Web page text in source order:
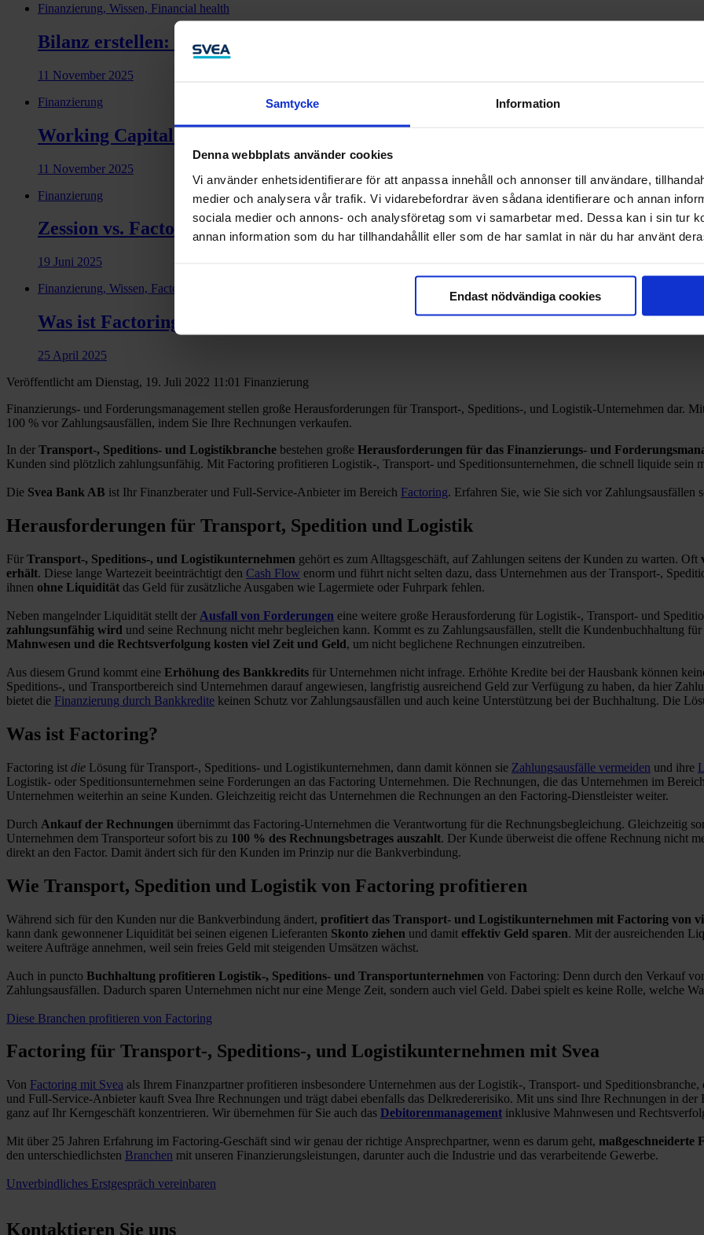
Samtycke Information
Denna webbplats använder cookies
Vi använder enhetsidentifierare för att anpassa innehåll och annonser till användare,
medier och analysera vår trafik. Vi vidarebefordrar även sådana identifierare och annan
sociala medier och annons- och analysföretag som vi samarbetar med. Dessa kan i sin tur
annan information som du har tillhandahållit eller som de har samlat in när du har använt
Endast nödvändiga cookies
Finanzierung, Wissen, Financial health
Bilanz erstellen: Wie geht das?
11 November 2025
Finanzierung
Working Capital Optimierung mit Factoring
11 November 2025
Finanzierung
Zession vs. Factoring: Was sind die Unterschiede?
19 Juni 2025
Finanzierung, Wissen, Factoring
Was ist Factoring? Definition und Vorteile für Unternehmen
25 April 2025
Veröffentlicht am Dienstag, 19. Juli 2022 11:01 Finanzierung
Finanzierungs- und Forderungsmanagement stellen große Herausforderungen für Transport-, Speditions-, und Logistik-Unternehmen dar.
100 % vor Zahlungsausfällen, indem Sie Ihre Rechnungen verkaufen.
In der Transport-, Speditions- und Logistikbranche bestehen große Herausforderungen für das Finanzierungs- und
Kunden sind plötzlich zahlungsunfähig. Mit Factoring profitieren Logistik-, Transport- und Speditionsunternehmen, die schnell liquide sein
Die Svea Bank AB ist Ihr Finanzberater und Full-Service-Anbieter im Bereich Factoring. Erfahren Sie, wie Sie sich vor Zahlungsausfällen
Herausforderungen für Transport, Spedition und Logistik
Für Transport-, Speditions-, und Logistikunternehmen gehört es zum Alltagsgeschäft, auf Zahlungen seitens der Kunden zu warten. Oft
erhält. Diese lange Wartezeit beeinträchtigt den Cash Flow enorm und führt nicht selten dazu, dass Unternehmen aus der Transport-,
ihnen ohne Liquidität das Geld für zusätzliche Ausgaben wie Lagermiete oder Fuhrpark fehlen.
Neben mangelnder Liquidität stellt der Ausfall von Forderungen eine weitere große Herausforderung für Logistik-, Transport- und
zahlungsunfähig wird und seine Rechnung nicht mehr begleichen kann. Kommt es zu Zahlungsausfällen, stellt die Kundenbuchhaltung
Mahnwesen und die Rechtsverfolgung kosten viel Zeit und Geld, um nicht beglichene Rechnungen einzutreiben.
Aus diesem Grund kommt eine Erhöhung des Bankkredits für Unternehmen nicht infrage. Erhöhte Kredite bei der Hausbank können
Speditions-, und Transportbereich sind Unternehmen darauf angewiesen, langfristig ausreichend Geld zur Verfügung zu haben, da hier
bietet die Finanzierung durch Bankkredite keinen Schutz vor Zahlungsausfällen und auch keine Unterstützung bei der Buchhaltung. Die
Was ist Factoring?
Factoring ist die Lösung für Transport-, Speditions- und Logistikunternehmen, dann damit können sie Zahlungsausfälle vermeiden und ihre
Logistik- oder Speditionsunternehmen seine Forderungen an das Factoring Unternehmen. Die Rechnungen, die das Unternehmen im
Unternehmen weiterhin an seine Kunden. Gleichzeitig reicht das Unternehmen die Rechnungen an den Factoring-Dienstleister weiter.
Durch Ankauf der Rechnungen übernimmt das Factoring-Unternehmen die Verantwortung für die Rechnungsbegleichung. Gleichzeitig
Unternehmen dem Transporteur sofort bis zu 100 % des Rechnungsbetrages auszahlt. Der Kunde überweist die offene Rechnung nicht
direkt an den Factor. Damit ändert sich für den Kunden im Prinzip nur die Bankverbindung.
Wie Transport, Spedition und Logistik von Factoring profitieren
Während sich für den Kunden nur die Bankverbindung ändert, profitiert das Transport- und Logistikunternehmen mit Factoring von
kann dank gewonnener Liquidität bei seinen eigenen Lieferanten Skonto ziehen und damit effektiv Geld sparen. Mit der ausreichenden
weitere Aufträge annehmen, weil sein freies Geld mit steigenden Umsätzen wächst.
Auch in puncto Buchhaltung profitieren Logistik-, Speditions- und Transportunternehmen von Factoring: Denn durch den Verkauf
Zahlungsausfällen. Dadurch sparen Unternehmen nicht nur eine Menge Zeit, sondern auch viel Geld. Dabei spielt es keine Rolle, welche
Diese Branchen profitieren von Factoring
Factoring für Transport-, Speditions-, und Logistikunternehmen mit Svea
Von Factoring mit Svea als Ihrem Finanzpartner profitieren insbesondere Unternehmen aus der Logistik-, Transport- und
und Full-Service-Anbieter kauft Svea Ihre Rechnungen und trägt dabei ebenfalls das Delkredererisiko. Mit uns sind Ihre Rechnungen in
ganz auf Ihr Kerngeschäft konzentrieren. Wir übernehmen für Sie auch das Debitorenmanagement inklusive Mahnwesen und
Mit über 25 Jahren Erfahrung im Factoring-Geschäft sind wir genau der richtige Ansprechpartner, wenn es darum geht, maßgeschneiderte
den unterschiedlichsten Branchen mit unseren Finanzierungsleistungen, darunter auch die Industrie und das verarbeitende Gewerbe.
Unverbindliches Erstgespräch vereinbaren
Kontaktieren Sie uns